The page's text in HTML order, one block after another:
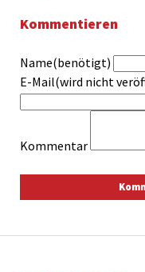
Kommentieren
Name(benötigt)
E-Mail(wird nicht
Kommentar